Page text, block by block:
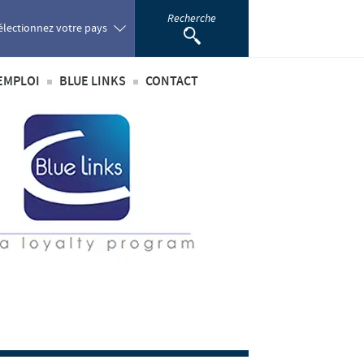
votre pays
Portugal
Romania
Recherche
métiers
de recrutement
personnel
étudiant
BLUE LINKS
Privilèges Blue links
S'inscrire
CONTACT